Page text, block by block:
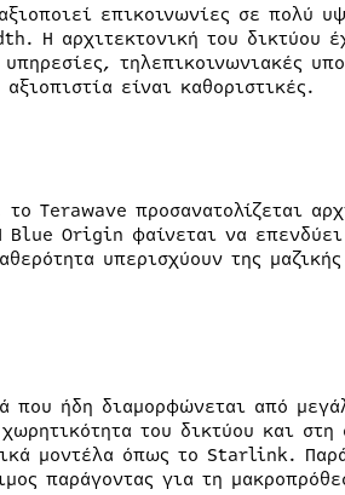
επικοινωνίες σε πολύ
Η αρχιτεκτονική του δικτύου
τηλεπικοινωνιακές
είναι καθοριστικές.
Terawave προσανατολίζεται
Blue Origin φαίνεται να
υπερισχύουν της μαζικής
που ήδη διαμορφώνεται από
του δικτύου και στη
μοντέλα όπως το Starlink.
παράγοντας για τη